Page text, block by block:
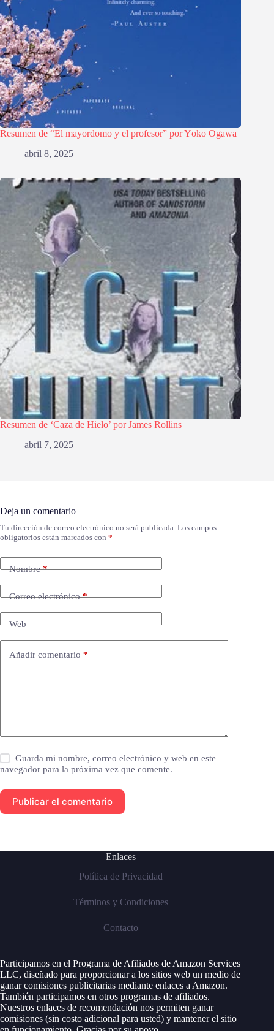
Resumen de “El mayordomo y el profesor” por Yōko Ogawa
abril 8, 2025
Resumen de ‘Caza de Hielo’ por James Rollins
abril 7, 2025
Deja un comentario
Tu dirección de correo electrónico no será publicada. Los campos
obligatorios están marcados con *
Nombre*
Correo electrónico*
Web
Añadir comentario *
Guarda mi nombre, correo electrónico y web en este
navegador para la próxima vez que comente.
Publicar el comentario
Enlaces
Política de Privacidad
Términos y Condiciones
Contacto
Participamos en el Programa de Afiliados de Amazon Services
LLC, diseñado para proporcionar a los sitios web un medio de
ganar comisiones publicitarias mediante enlaces a Amazon.
También participamos en otros programas de afiliados.
Nuestros enlaces de recomendación nos permiten ganar
comisiones (sin costo adicional para usted) y mantener el sitio